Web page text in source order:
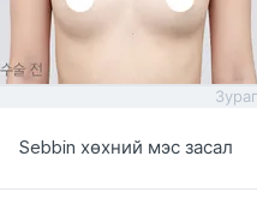
Sebbin хөхний мэс засал